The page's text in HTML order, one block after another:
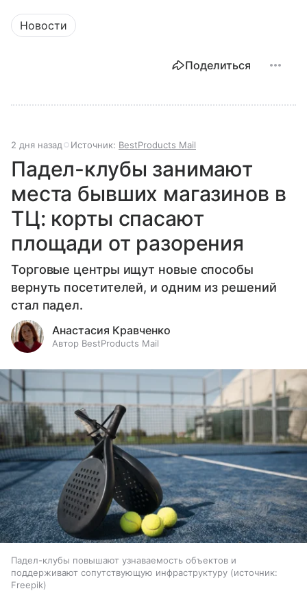
Новости
Поделиться
2 дня назад Источник: BestProducts Mail
Падел-клубы занимают
места бывших магазинов в
ТЦ: корты спасают
площади от разорения
Торговые центры ищут новые способы
вернуть посетителей, и одним из решений
стал падел.
Анастасия Кравченко
Автор BestProducts Mail
Падел-клубы повышают узнаваемость объектов и
поддерживают сопутствующую инфраструктуру
источник:
Freepik